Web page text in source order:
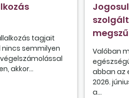
tagjait
semmilyen
akkor...
Valóban
abban az
2026.
a...